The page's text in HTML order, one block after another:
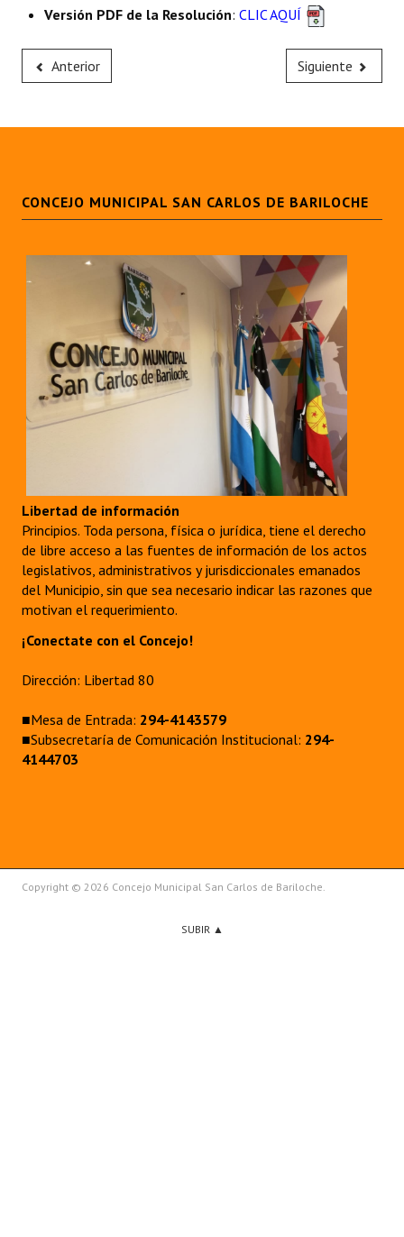
Versión PDF de la Resolución: CLIC AQUÍ
Anterior Siguiente
CONCEJO MUNICIPAL SAN CARLOS DE BARILOCHE
Libertad de información
Principios. Toda persona, física o jurídica, tiene el derecho
de libre acceso a las fuentes de información de los actos
legislativos, administrativos y jurisdiccionales emanados
del Municipio, sin que sea necesario indicar las razones que
motivan el requerimiento.
¡Conectate con el Concejo!
Dirección: Libertad 80
■Mesa de Entrada: 294-4143579
■Subsecretaría de Comunicación Institucional: 294-
4144703
Copyright © 2026 Concejo Municipal San Carlos de Bariloche.
SUBIR ▲